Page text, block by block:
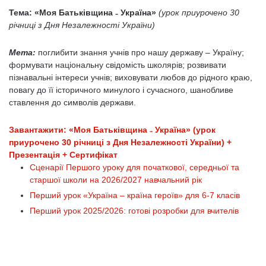
Тема: «Моя Батьківщина ₋ Україна» (урок приурочено 30
річниці з Дня Незалежності України)
Мета: поглибити знання учнів про нашу державу – Україну;
формувати національну свідомість школярів; розвивати
пізнавальні інтереси учнів; виховувати любов до рідного краю,
повагу до її історичного минулого і сучасного, шанобливе
ставлення до символів держави.
Завантажити: «Моя Батьківщина ₋ Україна» (урок
приурочено 30 річниці з Дня Незалежності України) +
Презентація + Сертифікат
Сценарії Першого уроку для початкової, середньої та
старшої школи на 2026/2027 навчальний рік
Перший урок «Україна – країна героїв» для 6-7 класів
Перший урок 2025/2026: готові розробки для вчителів